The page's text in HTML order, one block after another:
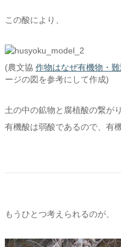
この酸により、
(農文協 作物はなぜ有機物・
ージの図を参考にして作成)
土の中の鉱物と腐植酸の繋が
有機酸は弱酸であるので、有
もうひとつ考えられるのが、